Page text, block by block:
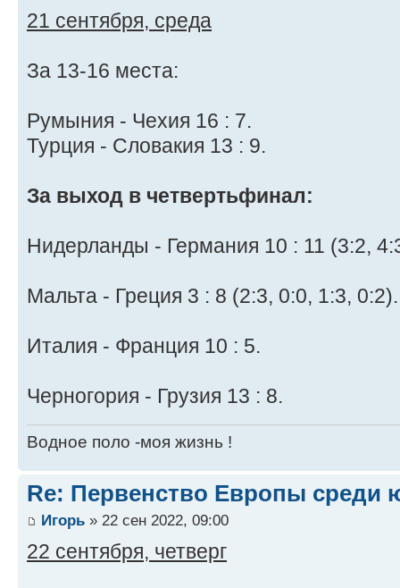
21 сентября, среда
За 13-16 места:
Румыния - Чехия 16 : 7.
Турция - Словакия 13 : 9.
За выход в четвертьфинал:
Нидерланды - Германия 10 : 11 (3:2,
Мальта - Греция 3 : 8 (2:3, 0:0, 1:3, 0:2).
Италия - Франция 10 : 5.
Черногория - Грузия 13 : 8.
Водное поло -моя жизнь !
Re: Первенство Европы среди
Игорь » 22 сен 2022, 09:00
22 сентября, четверг